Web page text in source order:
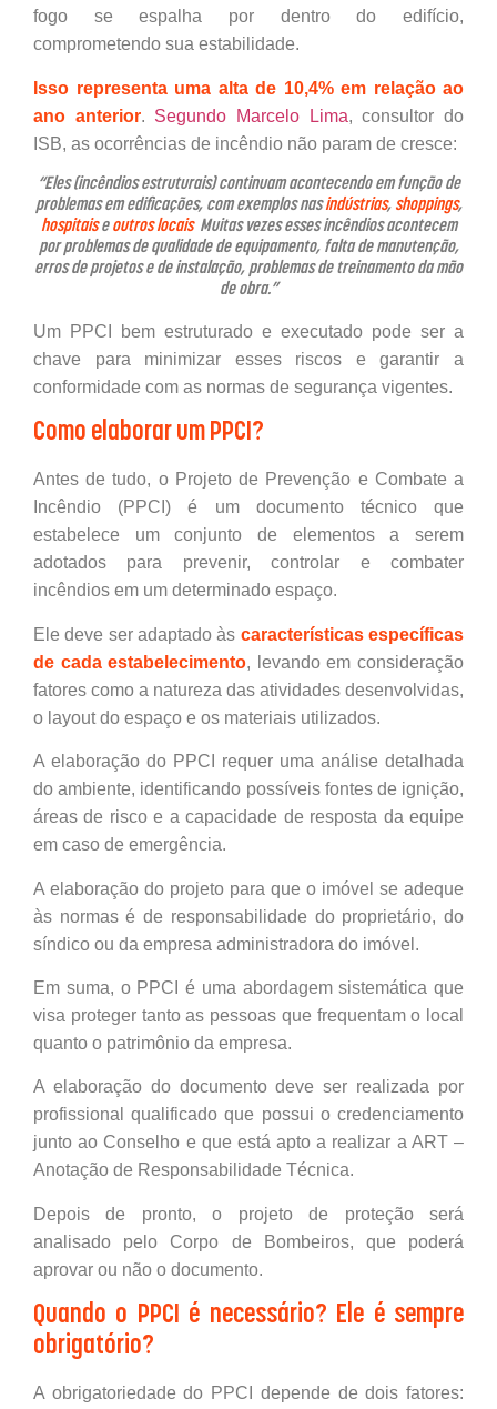
fogo se espalha por dentro do edifício,
comprometendo sua estabilidade.
Isso representa uma alta de 10,4% em relação ao
ano anterior. Segundo Marcelo Lima, consultor do
ISB, as ocorrências de incêndio não param de cresce:
“Eles (incêndios estruturais) continuam acontecendo em função de
problemas em edificações, com exemplos nasindústrias, shoppings,
hospitaise outros locais. Muitas vezes esses incêndios acontecem
por problemas de qualidade de equipamento, falta de manutenção,
erros de projetos e de instalação, problemas de treinamento da mão
de obra.”
Um PPCI bem estruturado e executado pode ser a
chave para minimizar esses riscos e garantir a
conformidade com as normas de segurança vigentes.
Como elaborar um PPCI?
Antes de tudo, o Projeto de Prevenção e Combate a
Incêndio (PPCI) é um documento técnico que
estabelece um conjunto de elementos a serem
adotados para prevenir, controlar e combater
incêndios em um determinado espaço.
Ele deve ser adaptado às características específicas
de cada estabelecimento, levando em consideração
fatores como a natureza das atividades desenvolvidas,
o layout do espaço e os materiais utilizados.
A elaboração do PPCI requer uma análise detalhada
do ambiente, identificando possíveis fontes de ignição,
áreas de risco e a capacidade de resposta da equipe
em caso de emergência.
A elaboração do projeto para que o imóvel se adeque
às normas é de responsabilidade do proprietário, do
síndico ou da empresa administradora do imóvel.
Em suma, o PPCI é uma abordagem sistemática que
visa proteger tanto as pessoas que frequentam o local
quanto o patrimônio da empresa.
A elaboração do documento deve ser realizada por
profissional qualificado que possui o credenciamento
junto ao Conselho e que está apto a realizar a ART –
Anotação de Responsabilidade Técnica.
Depois de pronto, o projeto de proteção será
analisado pelo Corpo de Bombeiros, que poderá
aprovar ou não o documento.
Quando o PPCI é necessário? Ele é sempre
obrigatório?
A obrigatoriedade do PPCI depende de dois fatores: